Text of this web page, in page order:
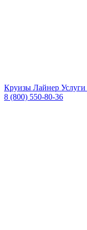
Круизы Лайнер Услуги
8 (800) 550-80-36